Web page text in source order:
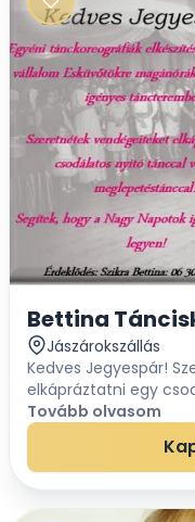
Bettina
Jászárokszállás
Kedves Jegyespár!
elkápráztatni egy
meglepetéstánccal?
Nagy Napotok igazán
Tovább olvasom